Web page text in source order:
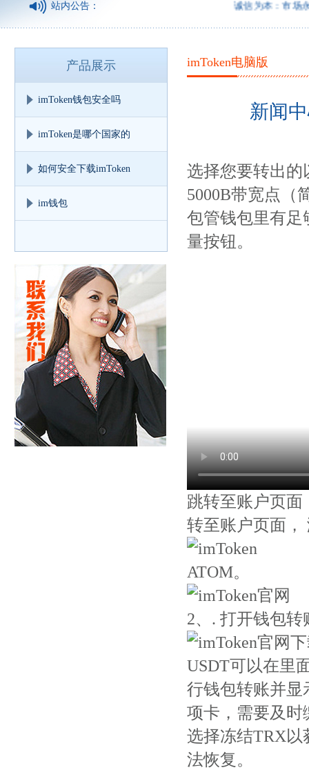
站内公告： 诚信为本：市场永远
产品展示
imToken钱包安全吗
imToken是哪个国家的
如何安全下载imToken
im钱包
imToken电脑版
新闻
选择您要转出的
5000B带宽点（
包管钱包里有足
量按钮。
跳转至账户页面
转至账户页面，
ATOM。
2、. 打开钱包
USDT可以在里
行钱包转账并显
项卡，需要及时
选择冻结TRX以
法恢复。